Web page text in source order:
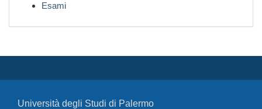
Esami
Università degli Studi di Palermo